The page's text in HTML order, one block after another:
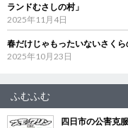
ランドむさしの村」
2025年11月4日
春だけじゃもったいないさく
2025年10月23日
ふむふむ
四日市の公害克